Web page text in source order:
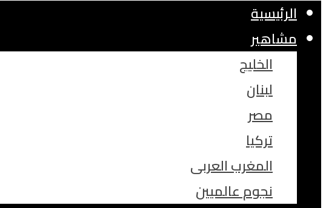
الرئيسية
مشاهير
الخليج
لبنان
مصر
تركيا
المغرب العربى
نجوم عالميين